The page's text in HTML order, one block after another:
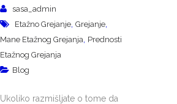
sasa_admin
Etažno Grejanje Grejanje
Mane Etažnog Grejanja Prednosti
Etažnog Grejanja
Blog
Ukoliko razmišljate o tome da